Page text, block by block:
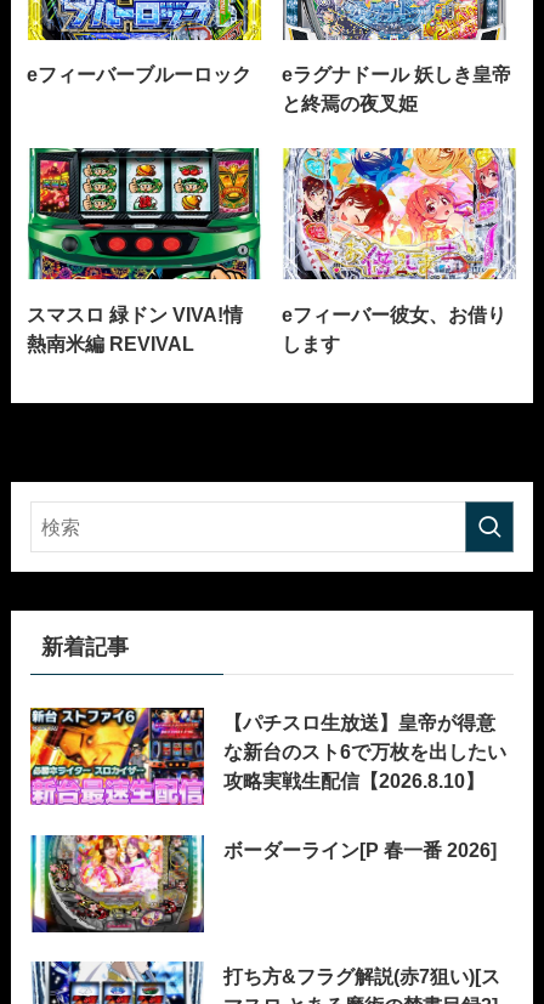
eフィーバーブルーロック
eラグナドール 妖しき皇帝
と終焉の夜叉姫
スマスロ 緑ドン VIVA!情
熱南米編 REVIVAL
eフィーバー彼女、お借り
します
新着記事
【パチスロ生放送】皇帝が得意
な新台のスト6で万枚を出したい
攻略実戦生配信【2026.8.10】
ボーダーライン[P 春一番 2026]
打ち方&フラグ解説(赤7狙い)[ス